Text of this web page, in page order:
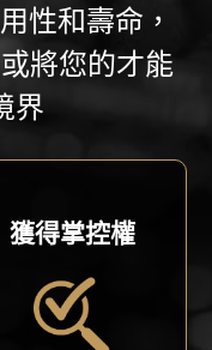
性和壽命，
將您的才能
界
獲得掌控權